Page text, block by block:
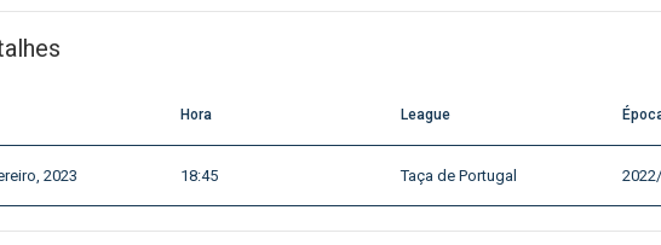
Hora League
2023 18:45 Taça de Portugal